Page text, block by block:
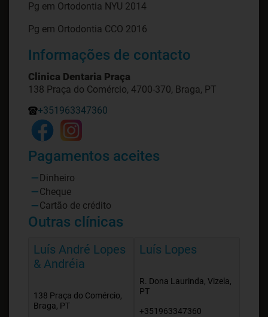
Pg em Ortodontia NYU 2014
Pg em Ortodontia CCO 2016
Informações de contacto
Clinica Dentaria Praça
138 Praça do Comércio, 4700-370, Braga, PT
+351963347360
Pagamentos aceites
Dinheiro
Cheque
Cartão de crédito
Outras clínicas
Luís André Lopes
& Andréia
138 Praça do Comércio,
Braga, PT
Luís Lopes
R. Dona Laurinda, Vizela,
PT
+351963347360